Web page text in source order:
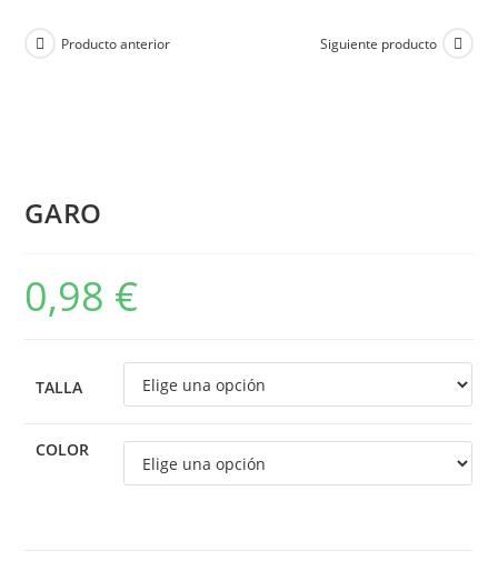
Producto anterior Siguiente producto
GARO
0,98 €
TALLA
COLOR